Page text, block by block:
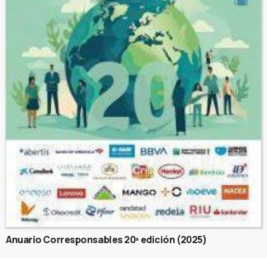
Anuario Corresponsables 20ª edición (2025)